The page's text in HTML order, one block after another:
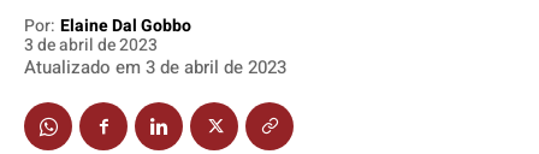
Política
Socioeconômicas
Justiça
Política
Socioeconômicas
Justiça
Política
Socioeconômicas
Justiça
Política
Socioeconômicas
Justiça
Por: Elaine Dal Gobbo
3 de abril de 2023
Atualizado em 3 de abril de 2023